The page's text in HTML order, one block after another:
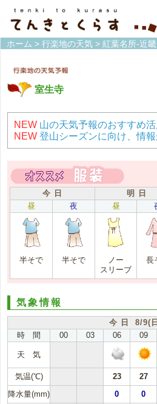
ホーム > 行楽地の天気 > 紅葉名所-近
室生寺
NEW 山の天気予報のおすすめ活
NEW 登山シーズンに向け、情報
今 日
明 日
昼
夜 昼
半そで 半そで
ノー
スリーブ
長
気象情報
今 日 8/9(
時 間
00 03 06 09
天 気
気温(℃) 23 27
降水量(mm)
0 0